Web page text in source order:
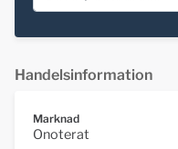
Handelsinformation
Marknad
Onoterat